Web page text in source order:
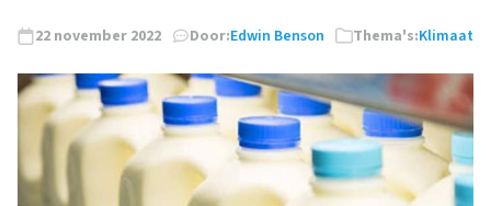
22 november 2022 Door:Edwin Benson Thema's:Klimaat